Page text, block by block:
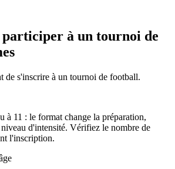
participer à un tournoi de
de s'inscrire à un tournoi de football.
à 11 : le format change la préparation,
d'intensité. Vérifiez le nombre de
l'inscription.